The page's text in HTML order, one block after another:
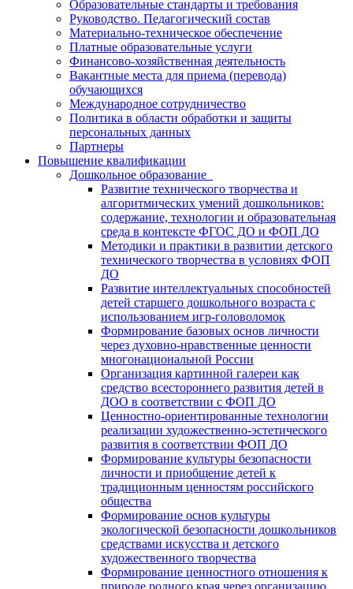
Образовательные стандарты и требования
Руководство. Педагогический состав
Материально-техническое обеспечение
Платные образовательные услуги
Финансово-хозяйственная деятельность
Вакантные места для приема (перевода)
обучающихся
Международное сотрудничество
Политика в области обработки и защиты
персональных данных
Партнеры
Повышение квалификации
Дошкольное образование
Развитие технического творчества и
алгоритмических умений дошкольников:
содержание, технологии и образовательная
среда в контексте ФГОС ДО и ФОП ДО
Методики и практики в развитии детского
технического творчества в условиях ФОП
ДО
Развитие интеллектуальных способностей
детей старшего дошкольного возраста с
использованием игр-головоломок
Формирование базовых основ личности
через духовно-нравственные ценности
многонациональной России
Организация картинной галереи как
средство всестороннего развития детей в
ДОО в соответствии с ФОП ДО
Ценностно-ориентированные технологии
реализации художественно-эстетического
развития в соответствии ФОП ДО
Формирование культуры безопасности
личности и приобщение детей к
традиционным ценностям российского
общества
Формирование основ культуры
экологической безопасности дошкольников
средствами искусства и детского
художественного творчества
Формирование ценностного отношения к